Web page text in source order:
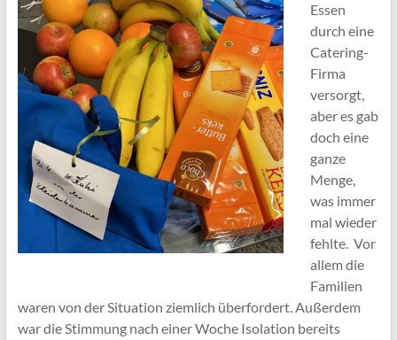
Essen
durch eine
Catering-
Firma
versorgt,
aber es gab
doch eine
ganze
Menge,
was immer
mal wieder
fehlte. Vor
allem die
Familien
waren von der Situation ziemlich überfordert. Außerdem
war die Stimmung nach einer Woche Isolation bereits